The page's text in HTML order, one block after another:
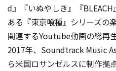
d』『いぬやしき』『
ある『東京喰種』シリーズの
関連するYoutube動画の総再
2017年、Soundtrack Music
ら米国ロサンゼルスに制作拠